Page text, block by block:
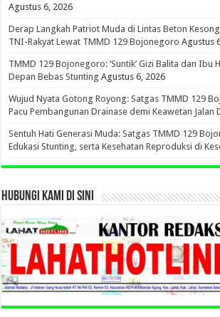
Agustus 6, 2026
Derap Langkah Patriot Muda di Lintas Beton
TNI-Rakyat Lewat TMMD 129 Bojonegoro Agustus
TMMD 129 Bojonegoro: ‘Suntik’ Gizi Balita dan Ibu
Depan Bebas Stunting Agustus 6, 2026
Wujud Nyata Gotong Royong: Satgas TMMD 129
Pacu Pembangunan Drainase demi Keawetan Jalan
Sentuh Hati Generasi Muda: Satgas TMMD 129
Edukasi Stunting, serta Kesehatan Reproduksi di
HUBUNGI KAMI DI SINI